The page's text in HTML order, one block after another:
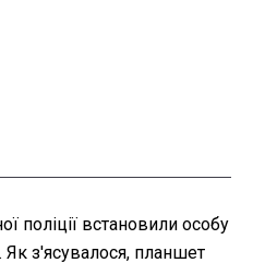
поліції встановили особу
Як з'ясувалося, планшет